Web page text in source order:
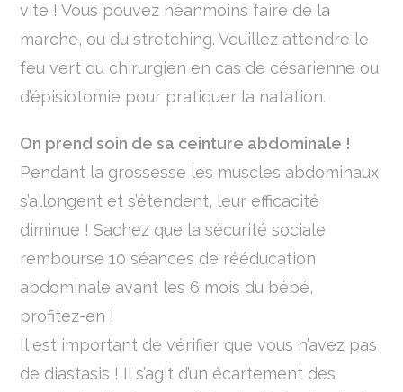
vite ! Vous pouvez néanmoins faire de la
marche, ou du stretching. Veuillez attendre le
feu vert du chirurgien en cas de césarienne ou
d’épisiotomie pour pratiquer la natation.
On prend soin de sa ceinture abdominale !
Pendant la grossesse les muscles abdominaux
s’allongent et s’étendent, leur efficacité
diminue ! Sachez que la sécurité sociale
rembourse 10 séances de rééducation
abdominale avant les 6 mois du bébé,
profitez-en !
Il est important de vérifier que vous n’avez pas
de diastasis ! Il s’agit d’un écartement des